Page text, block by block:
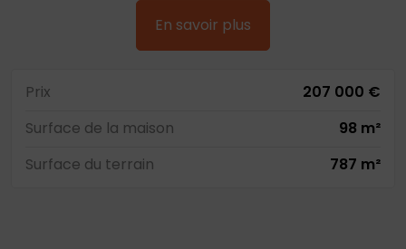
En savoir plus
Prix
207 000 €
Surface de la maison
98 m²
Surface du terrain
787 m²